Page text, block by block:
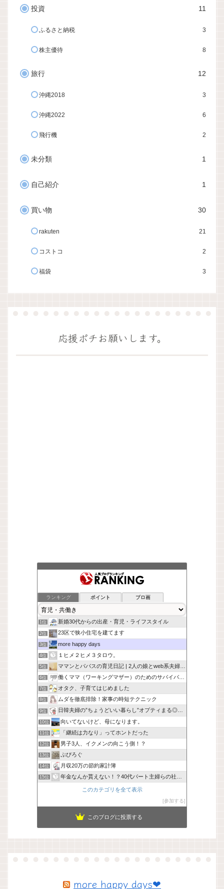
投資 11
ふるさと納税 3
株主優待 8
旅行 12
沖縄2018 3
沖縄2022 6
飛行機 2
未分類 1
自己紹介 1
買い物 30
rakuten 21
コストコ 2
福袋 3
応援ポチお願いします。
ランキング ポイント ブロ画
1位 新婚30代からの出産・育児・ライフスタイル
2位 23区で狭小住宅を建てます
3位 more happy days
4位 １ヒメ２ヒメ３タロウ。
5位 ママンとパパスの育児日記 | 2人の娘とweb系夫婦の日常
6位 働くママ（ワーキングマザー）のためのサバイバル作戦 -
7位 オタク、子育てはじめました
8位 ムダを徹底排除！家事の時短テクニック
9位 日韓夫婦の”ちょうどいい暮らし”オプティまる◎手帖
10位 向いてないけど、母になります。
11位 「継続は力なり」ってホントだった
12位 男子3人、イクメンの向こう側！？
13位 ぷぴろぐ
14位 月収20万の節約家計簿
15位 年金なんか貰えない！？40代パート主婦らの社会保険に未来はあ
このカテゴリを全て表示
参加する
このブログに投票する
more happy days❤